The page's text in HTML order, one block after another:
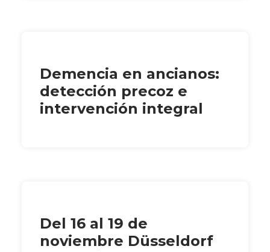
Demencia en ancianos:
detección precoz e
intervención integral
Del 16 al 19 de
noviembre Düsseldorf